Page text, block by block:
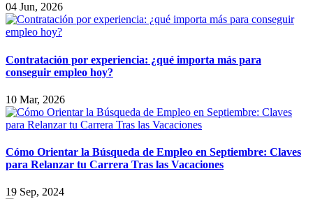
04 Jun, 2026
Contratación por experiencia: ¿qué importa más para
conseguir empleo hoy?
10 Mar, 2026
Cómo Orientar la Búsqueda de Empleo en Septiembre: Claves
para Relanzar tu Carrera Tras las Vacaciones
19 Sep, 2024